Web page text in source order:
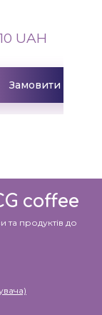
UAH
Замовити
coffee
та продуктів до